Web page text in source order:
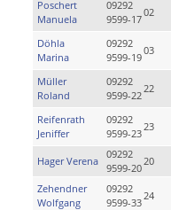
Poschert
Manuela
09292
9599-17
02
Döhla
Marina
09292
9599-19
03
Müller
Roland
09292
9599-22
22
Reifenrath
Jeniffer
09292
9599-23
23
Hager Verena
09292
9599-20
20
Zehendner
Wolfgang
09292
9599-33
24